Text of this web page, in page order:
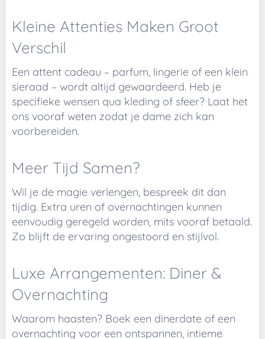
Kleine Attenties Maken Groot
Verschil
Een attent cadeau – parfum, lingerie of een klein
sieraad – wordt altijd gewaardeerd. Heb je
specifieke wensen qua kleding of sfeer? Laat het
ons vooraf weten zodat je dame zich kan
voorbereiden.
Meer Tijd Samen?
Wil je de magie verlengen, bespreek dit dan
tijdig. Extra uren of overnachtingen kunnen
eenvoudig geregeld worden, mits vooraf betaald.
Zo blijft de ervaring ongestoord en stijlvol.
Luxe Arrangementen: Diner &
Overnachting
Waarom haasten? Boek een dinerdate of een
overnachting voor een ontspannen, intieme